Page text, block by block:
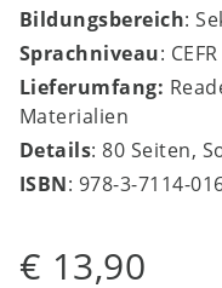
Bildungsbereich:
Sprachniveau:
Lieferumfang:
Materialien
Details: 80 Seiten,
ISBN: 978-3-7114-
€ 13,90